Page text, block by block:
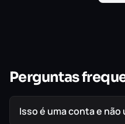
impulsivos. Um novo tipo
árvore de habilidades (‘O
um novo sistema de
ser úteis a você.
Perguntas
Isso é uma conta e